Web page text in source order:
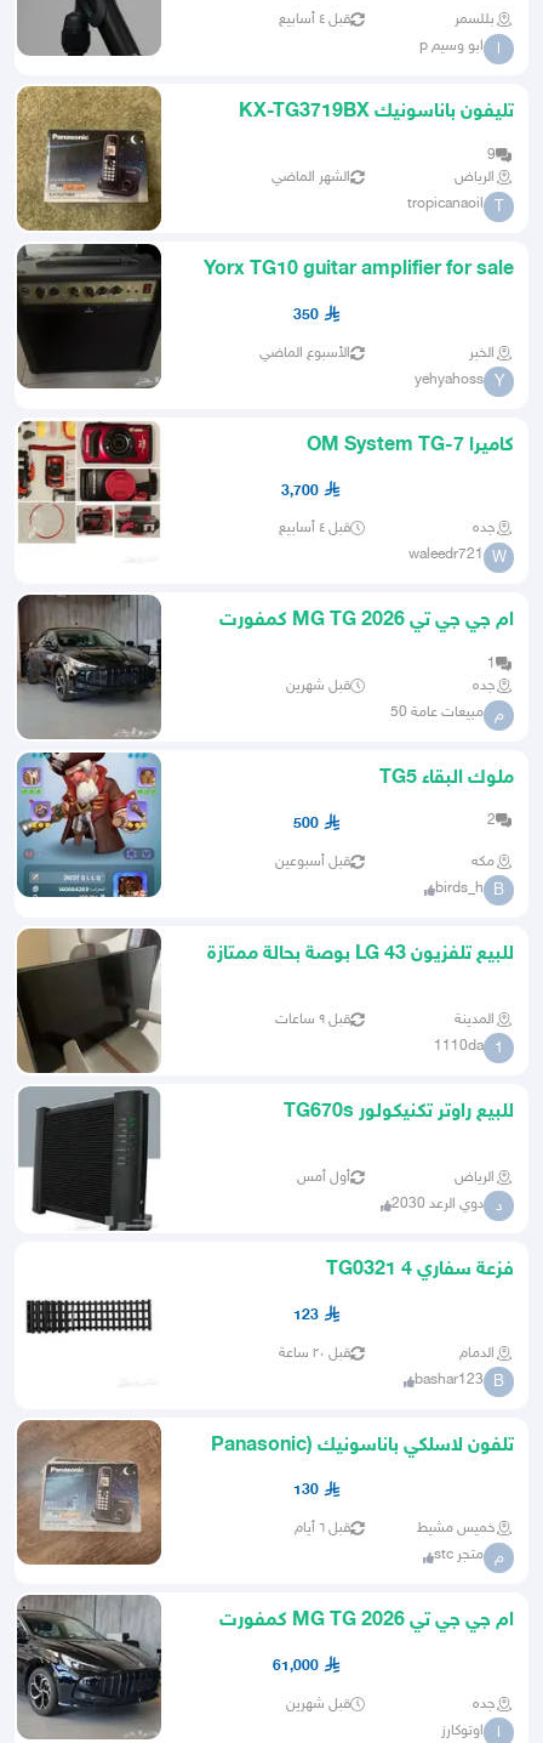
بللسمر قبل ٤ أسابيع
ا ابو وسيم p
تليفون باناسونيك KX-TG3719BX
9
الرياض
الشهر الماضي
T
tropicanaoil
Yorx TG10 guitar amplifier for sale
350
الخبر الأسبوع الماضي
Y
yehyahoss
كاميرا OM System TG-7
3,700
جده قبل ٤ أسابيع
W
waleedr721
ام جي جي تي MG TG 2026 كمفورت
1
جده
قبل شهرين
م مبيعات عامة 50
ملوك البقاء TG5
2
500
مكه قبل أسبوعين
B
birds_h
للبيع تلفزيون LG 43 بوصة بحالة ممتازة
المدينة قبل ٩ ساعات
1
1110da
للبيع راوتر تكنيكولور TG670s
الرياض أول أمس
د دوي الرعد 2030
فزعة سفاري TG0321 4
123
الدمام قبل ٢٠ ساعة
B
bashar123
تلفون لاسلكي باناسونيك (Panasonic
130
خميس مشيط قبل ٦ أيام
م متجر stc
ام جي جي تي MG TG 2026 كمفورت
61,000
جده قبل شهرين
ا اوتوكارز